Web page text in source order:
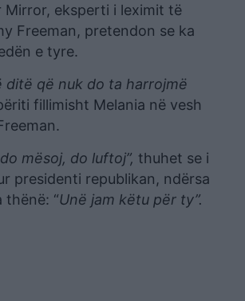
Mirror, eksperti i leximit të
Freeman, pretendon se ka
e tyre.
ditë që nuk do ta harrojmë
fillimisht Melania në vesh
mësoj, do luftoj”, thuhet se i
presidenti republikan, ndërsa
thënë: “Unë jam këtu për ty”.